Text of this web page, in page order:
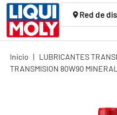
Red de
Inicio | LUBRICANTES
TRANSMISION 80W90